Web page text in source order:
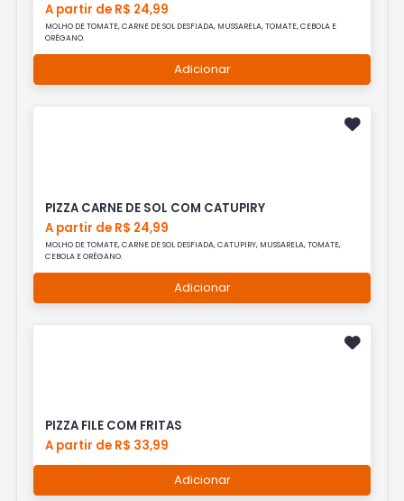
A partir de R$ 24,99
MOLHO DE TOMATE, CARNE DE SOL DESFIADA, MUSSARELA, TOMATE, CEBOLA E
ORÉGANO.
Adicionar
PIZZA CARNE DE SOL COM CATUPIRY
A partir de R$ 24,99
MOLHO DE TOMATE, CARNE DE SOL DESFIADA, CATUPIRY, MUSSARELA, TOMATE,
CEBOLA E ORÉGANO.
Adicionar
PIZZA FILE COM FRITAS
A partir de R$ 33,99
Adicionar